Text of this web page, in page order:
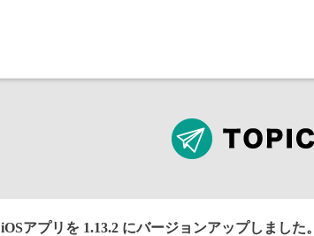
iOSアプリを 1.13.2 にバージョンアップしました。